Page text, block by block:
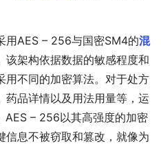
用AES – 256与国密SM4的混
该架构依据数据的敏感程度和
用不同的加密算法。对于处方
药品详情以及用法用量等，运
AES – 256以其高强度的加密
信息不被窃取和篡改，就像为